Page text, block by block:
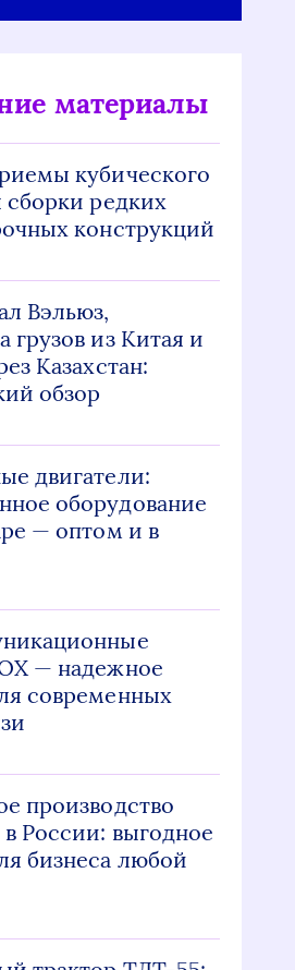
материалы
кубического
сборки редких
конструкций
Вэльюз,
грузов из Китая и
Казахстан:
обзор
двигатели:
оборудование
— оптом и в
— надежное
современных
производство
России: выгодное
бизнеса любой